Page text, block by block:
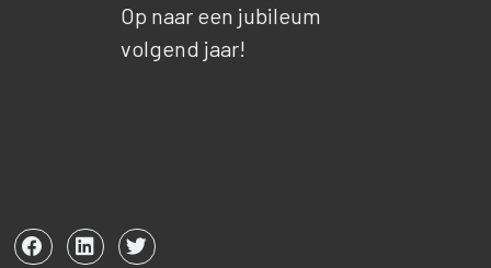
Op naar een jubileum
volgend jaar!